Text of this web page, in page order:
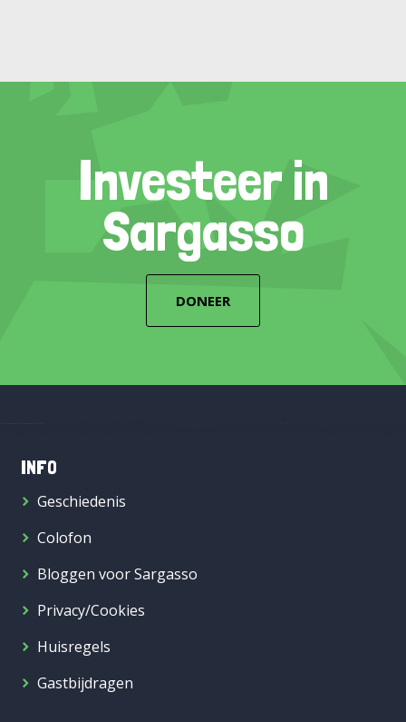
Investeer in
Sargasso
DONEER
INFO
Geschiedenis
Colofon
Bloggen voor Sargasso
Privacy/Cookies
Huisregels
Gastbijdragen